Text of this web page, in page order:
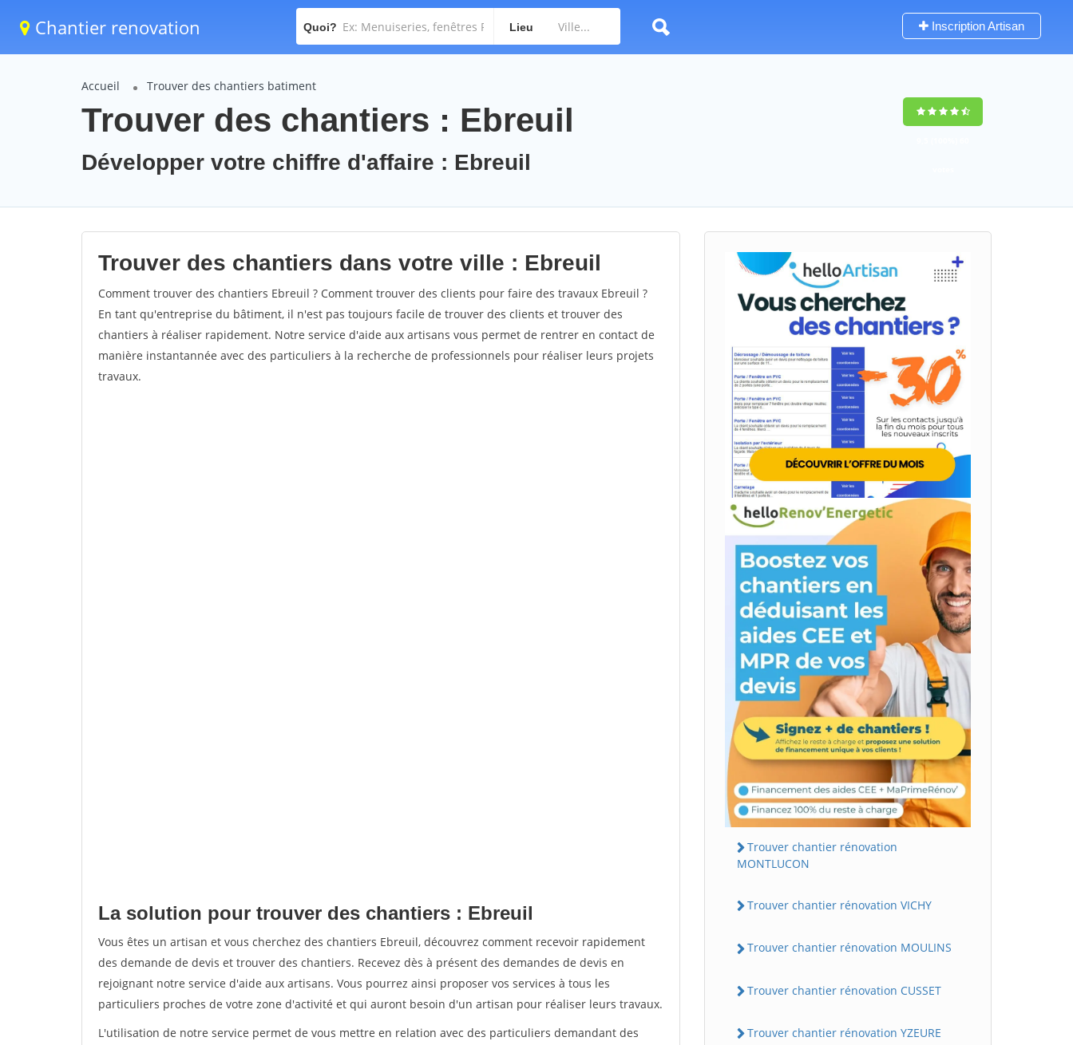
Chantier renovation Quoi? Lieu Inscription Artisan
Accueil Trouver des chantiers batiment
Trouver des chantiers : Ebreuil
Développer votre chiffre d'affaire : Ebreuil
Trouver des chantiers dans votre ville : Ebreuil
Comment trouver des chantiers Ebreuil ? Comment trouver des clients pour faire des travaux Ebreuil ?
En tant qu'entreprise du bâtiment, il n'est pas toujours facile de trouver des clients et trouver des
chantiers à réaliser rapidement. Notre service d'aide aux artisans vous permet de rentrer en contact de
manière instantannée avec des particuliers à la recherche de professionnels pour réaliser leurs projets
travaux.
La solution pour trouver des chantiers : Ebreuil
Vous êtes un artisan et vous cherchez des chantiers Ebreuil, découvrez comment recevoir rapidement
des demande de devis et trouver des chantiers. Recevez dès à présent des demandes de devis en
rejoignant notre service d'aide aux artisans. Vous pourrez ainsi proposer vos services à tous les
particuliers proches de votre zone d'activité et qui auront besoin d'un artisan pour réaliser leurs travaux.
L'utilisation de notre service permet de vous mettre en relation avec des particuliers demandant des
Trouver chantier rénovation
MONTLUCON
Trouver chantier rénovation VICHY
Trouver chantier rénovation MOULINS
Trouver chantier rénovation CUSSET
Trouver chantier rénovation YZEURE